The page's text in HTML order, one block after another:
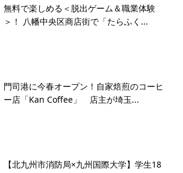
無料で楽しめる＜脱出ゲーム＆職業体験
＞！ 八幡中央区商店街で「たらふく...
門司港に今春オープン！自家焙煎のコーヒ
ー店「Kan Coffee」 店主が埼玉...
【北九州市消防局×九州国際大学】学生18